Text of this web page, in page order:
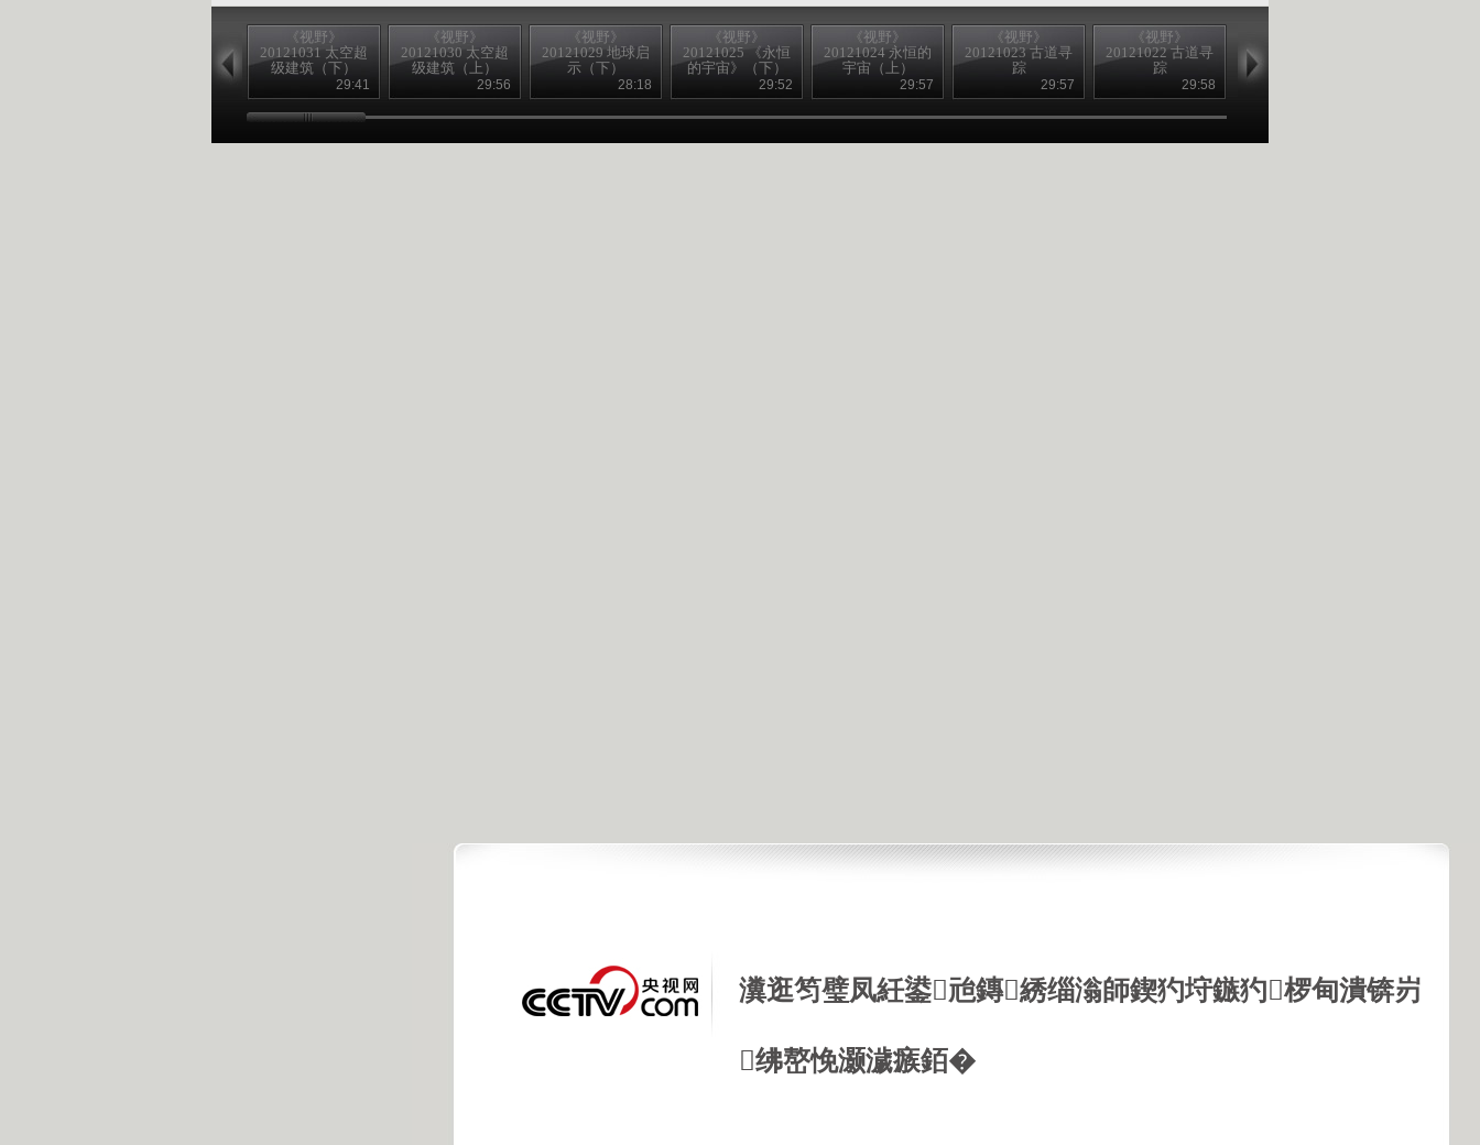
瀵逛笉璧凤紝鍙兘鏄綉缁滃師鍥犳垨鏃犳椤甸潰锛岃
绋嶅悗灏濊瘯銆�
《视野》
20121031 太空超
级建筑（下）
29:41
《视野》
20121030 太空超
级建筑（上）
29:56
《视野》
20121029 地球启
示（下）
28:18
《视野》
20121025 《永恒
的宇宙》（下）
29:52
《视野》
20121024 永恒的
宇宙（上）
29:57
《视野》
20121023 古道寻
踪
29:57
《视野》
20121022 古道寻
踪
29:58
20120802 灾难求
生 流行病灾害